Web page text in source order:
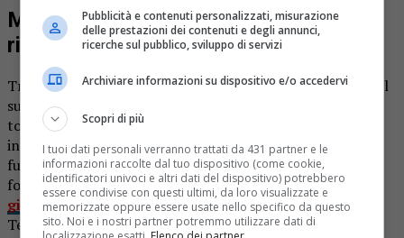
Muore folgorato 46enne: cercava di
riparare una pompa di irrigazione
Tragedia nell’Alessandrino: un 46enne stava innaffiando il
suo campo quando la pompa idraulica che pescava nel
torrente Erro si è inceppata. A quel punto l’uomo è sceso
in acqua nel tentativo di ripristinare il buon
funzionamento ma toccando il motore, è rimasto
folgorato.Lo riportano i colleghi del
giornaledialessandria.it.Bledar Hysa abitava ad Acqui
Terme, ma aveva una seconda casa a Malvicino, in località
Pubblicità e contenuti personalizzati, misurazione
delle prestazioni dei contenuti e degli annunci,
ricerche sul pubblico, sviluppo di servizi
Archiviare informazioni su dispositivo e/o accedervi
Scopri di più
I tuoi dati personali verranno trattati da 431 partner e le
informazioni raccolte dal tuo dispositivo (come cookie,
identificatori univoci e altri dati del dispositivo) potrebbero
essere condivise con questi ultimi, da loro visualizzate e
memorizzate oppure essere usate nello specifico da questo
sito. Noi e i nostri partner potremmo utilizzare dati di